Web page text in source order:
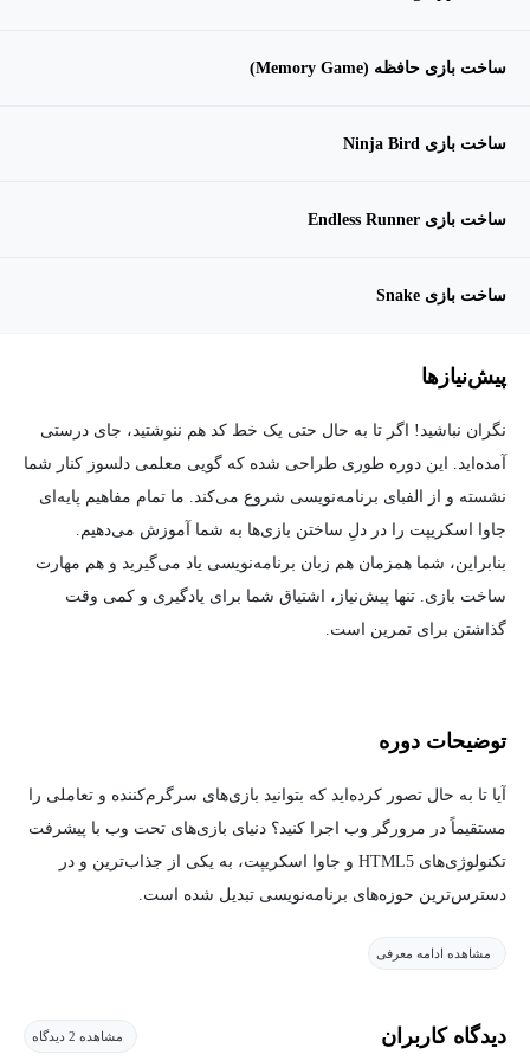
ساخت بازی حافظه (Memory Game)
ساخت بازی Ninja Bird
ساخت بازی Endless Runner
ساخت بازی Snake
پیش‌نیاز‌ها
نگران نباشید! اگر تا به حال حتی یک خط کد هم ننوشتید، جای درستی
آمده‌اید. این دوره طوری طراحی شده که گویی معلمی دلسوز کنار شما
نشسته و از الفبای برنامه‌نویسی شروع می‌کند. ما تمام مفاهیم پایه‌ای
جاوا اسکریپت را در دلِ ساختن بازی‌ها به شما آموزش می‌دهیم.
بنابراین، شما همزمان هم زبان برنامه‌نویسی یاد می‌گیرید و هم مهارت
ساخت بازی. تنها پیش‌نیاز، اشتیاق شما برای یادگیری و کمی وقت
گذاشتن برای تمرین است.
توضیحات دوره
آیا تا به حال تصور کرده‌اید که بتوانید بازی‌های سرگرم‌کننده و تعاملی را
مستقیماً در مرورگر وب اجرا کنید؟ دنیای بازی‌های تحت وب با پیشرفت
تکنولوژی‌های HTML5 و جاوا اسکریپت، به یکی از جذاب‌ترین و در
دسترس‌ترین حوزه‌های برنامه‌نویسی تبدیل شده است.
این دوره یک راهنمای گام‌به‌گام و پروژه‌محور است که شما را از مبانی
در این دوره تنها به تئوری بسنده نمی‌کنیم؛ بلکه با پیاده‌سازی چندین
پروژه واقعی (از بازی‌های پازل ساده تا بازی‌های اکشن و پلتفرمر)، با
مشاهده ادامه معرفی
دیدگاه کاربران مشاهده 2 دیدگاه